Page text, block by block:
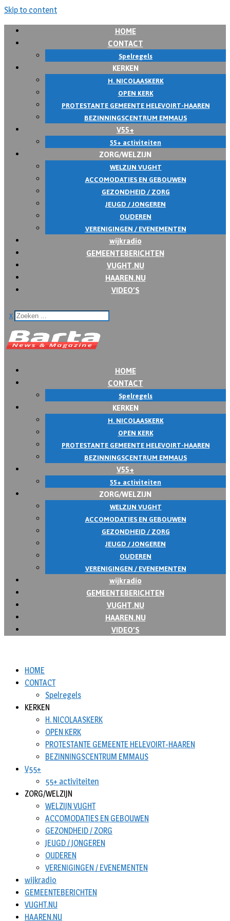
Skip to content
HOME
CONTACT
Spelregels
KERKEN
H. NICOLAASKERK
OPEN KERK
PROTESTANTE GEMEENTE HELEVOIRT-HAAREN
BEZINNINGSCENTRUM EMMAUS
V55+
55+ activiteiten
ZORG/WELZIJN
WELZIJN VUGHT
ACCOMODATIES EN GEBOUWEN
GEZONDHEID / ZORG
JEUGD / JONGEREN
OUDEREN
VERENIGINGEN / EVENEMENTEN
wijkradio
GEMEENTEBERICHTEN
VUGHT.NU
HAAREN.NU
VIDEO’S
x
HOME
CONTACT
Spelregels
KERKEN
H. NICOLAASKERK
OPEN KERK
PROTESTANTE GEMEENTE HELEVOIRT-HAAREN
BEZINNINGSCENTRUM EMMAUS
V55+
55+ activiteiten
ZORG/WELZIJN
WELZIJN VUGHT
ACCOMODATIES EN GEBOUWEN
GEZONDHEID / ZORG
JEUGD / JONGEREN
OUDEREN
VERENIGINGEN / EVENEMENTEN
wijkradio
GEMEENTEBERICHTEN
VUGHT.NU
HAAREN.NU
VIDEO’S
HOME
CONTACT
Spelregels
KERKEN
H. NICOLAASKERK
OPEN KERK
PROTESTANTE GEMEENTE HELEVOIRT-HAAREN
BEZINNINGSCENTRUM EMMAUS
V55+
55+ activiteiten
ZORG/WELZIJN
WELZIJN VUGHT
ACCOMODATIES EN GEBOUWEN
GEZONDHEID / ZORG
JEUGD / JONGEREN
OUDEREN
VERENIGINGEN / EVENEMENTEN
wijkradio
GEMEENTEBERICHTEN
VUGHT.NU
HAAREN.NU